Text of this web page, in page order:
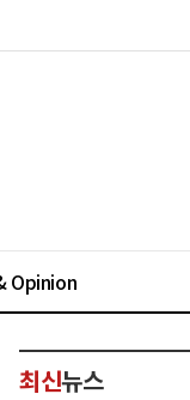
Opinion
최신뉴스